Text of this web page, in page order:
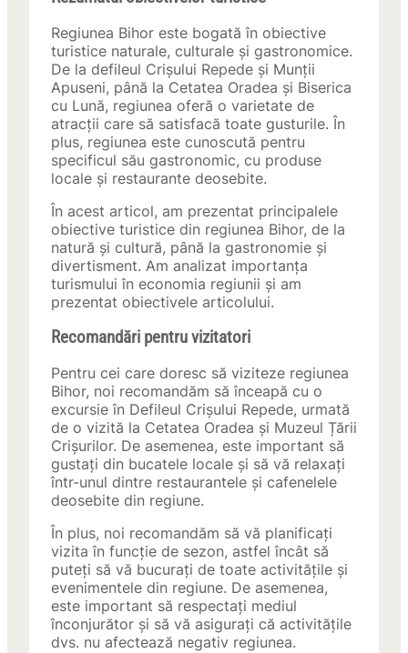
Regiunea Bihor este bogată în obiective
turistice naturale, culturale și gastronomice.
De la defileul Crișului Repede și Munții
Apuseni, până la Cetatea Oradea și Biserica
cu Lună, regiunea oferă o varietate de
atracții care să satisfacă toate gusturile. În
plus, regiunea este cunoscută pentru
specificul său gastronomic, cu produse
locale și restaurante deosebite.
În acest articol, am prezentat principalele
obiective turistice din regiunea Bihor, de la
natură și cultură, până la gastronomie și
divertisment. Am analizat importanța
turismului în economia regiunii și am
prezentat obiectivele articolului.
Recomandări pentru vizitatori
Pentru cei care doresc să viziteze regiunea
Bihor, noi recomandăm să înceapă cu o
excursie în Defileul Crișului Repede, urmată
de o vizită la Cetatea Oradea și Muzeul Țării
Crișurilor. De asemenea, este important să
gustați din bucatele locale și să vă relaxați
într-unul dintre restaurantele și cafenelele
deosebite din regiune.
În plus, noi recomandăm să vă planificați
vizita în funcție de sezon, astfel încât să
puteți să vă bucurați de toate activitățile și
evenimentele din regiune. De asemenea,
este important să respectați mediul
înconjurător și să vă asigurați că activitățile
dvs. nu afectează negativ regiunea.